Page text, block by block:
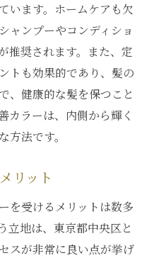
います。ホームケアも欠
ャンプーやコンディショ
推奨されます。また、定
トも効果的であり、髪の
、健康的な髪を保つこと
カラーは、内側から輝く
法です。
リット
を受けるメリットは数多
立地は、東京都中央区と
スが非常に良い点が挙げ